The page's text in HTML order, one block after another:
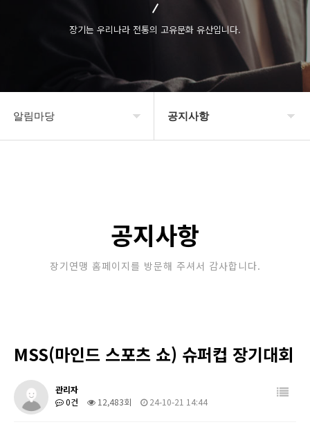
장기는 우리나라 전통의 고유문화 유산입니다.
알림마당 공지사항
포토갤러리
공지사항
장기연맹 홈페이지를 방문해 주셔서 감사합니다.
MSS(마인드 스포츠 쇼) 슈퍼컵 장기대회
관리자
0건
12,483회 24-10-21 14:44